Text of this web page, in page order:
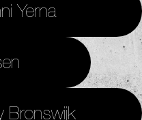
Yerna
Bronswijk